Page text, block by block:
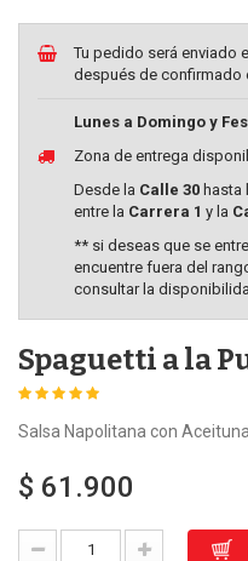
Tu pedido será enviado
después de confirmado
Lunes a Domingo y
Zona de entrega
Desde la Calle 30 hasta
entre la Carrera 1 y la
** si deseas que se
encuentre fuera del
consultar la
Spaguetti a la
Salsa Napolitana con
$ 61.900